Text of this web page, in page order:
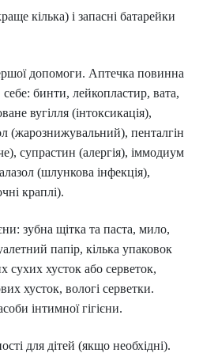
кілька) і запасні батарейки
допомоги. Аптечка повинна
бинти, лейкопластир, вата,
вугілля (інтоксикація),
(жарознижувальний), пенталгін
супрастин (алергія), іммодиум
(шлункова інфекція),
краплі).
зубна щітка та паста, мило,
папір, кілька упаковок
сухих хусток або серветок,
хусток, вологі серветки.
інтимної гігієни.
для дітей (якщо необхідні).